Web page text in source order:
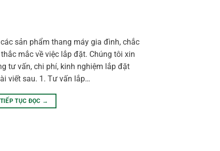
sản phẩm thang máy gia đình, chắc
mắc về việc lắp đặt. Chúng tôi xin
tư vấn, chi phí, kinh nghiệm lắp đặt
viết sau. 1. Tư vấn lắp…
TIẾP TỤC ĐỌC →